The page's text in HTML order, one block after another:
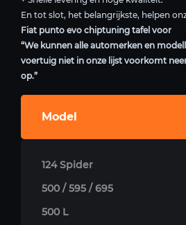
En tot slot, het belangrijkste, helpen
Fiat punto evo chiptuning tafel voor
“We kunnen alle automerken en
voertuig niet in onze lijst voorkomt
op.”
Model
124 Spider
500 / 595 / 695
500 L